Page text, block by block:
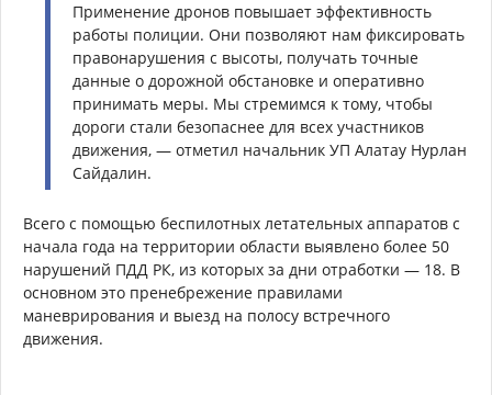
Применение дронов повышает эффективность
работы полиции. Они позволяют нам фиксировать
правонарушения с высоты, получать точные
данные о дорожной обстановке и оперативно
принимать меры. Мы стремимся к тому, чтобы
дороги стали безопаснее для всех участников
движения, — отметил начальник УП Алатау Нурлан
Сайдалин.
Всего с помощью беспилотных летательных аппаратов с
начала года на территории области выявлено более 50
нарушений ПДД РК, из которых за дни отработки — 18. В
основном это пренебрежение правилами
маневрирования и выезд на полосу встречного
движения.